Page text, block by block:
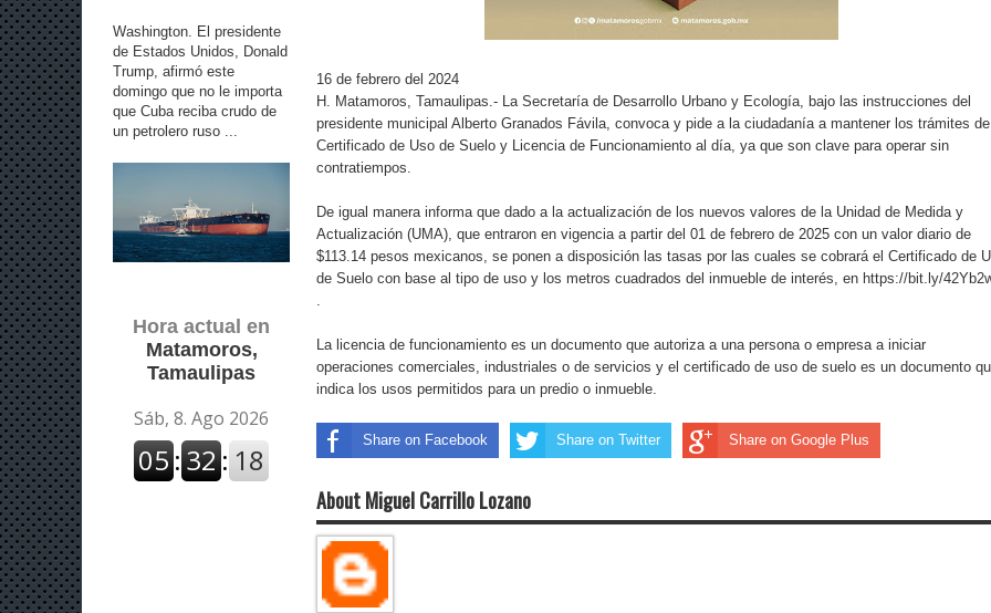
Washington. El presidente
de Estados Unidos, Donald
Trump, afirmó este
domingo que no le importa
que Cuba reciba crudo de
un petrolero ruso ...
Hora actual en
Matamoros,
Tamaulipas
16 de febrero del 2024
H. Matamoros, Tamaulipas.- La Secretaría de Desarrollo Urbano y Ecología, bajo las instrucciones del
presidente municipal Alberto Granados Fávila, convoca y pide a la ciudadanía a mantener los trámites de
Certificado de Uso de Suelo y Licencia de Funcionamiento al día, ya que son clave para operar sin
contratiempos.
De igual manera informa que dado a la actualización de los nuevos valores de la Unidad de Medida y
Actualización (UMA), que entraron en vigencia a partir del 01 de febrero de 2025 con un valor diario de
$113.14 pesos mexicanos, se ponen a disposición las tasas por las cuales se cobrará el Certificado de
de Suelo con base al tipo de uso y los metros cuadrados del inmueble de interés, en https://bit.ly/
La licencia de funcionamiento es un documento que autoriza a una persona o empresa a iniciar
operaciones comerciales, industriales o de servicios y el certificado de uso de suelo es un documento
indica los usos permitidos para un predio o inmueble.
Share on Facebook Share on Twitter Share on Google Plus
About Miguel Carrillo Lozano